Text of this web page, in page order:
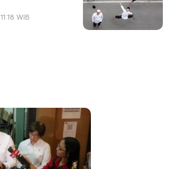
WIB